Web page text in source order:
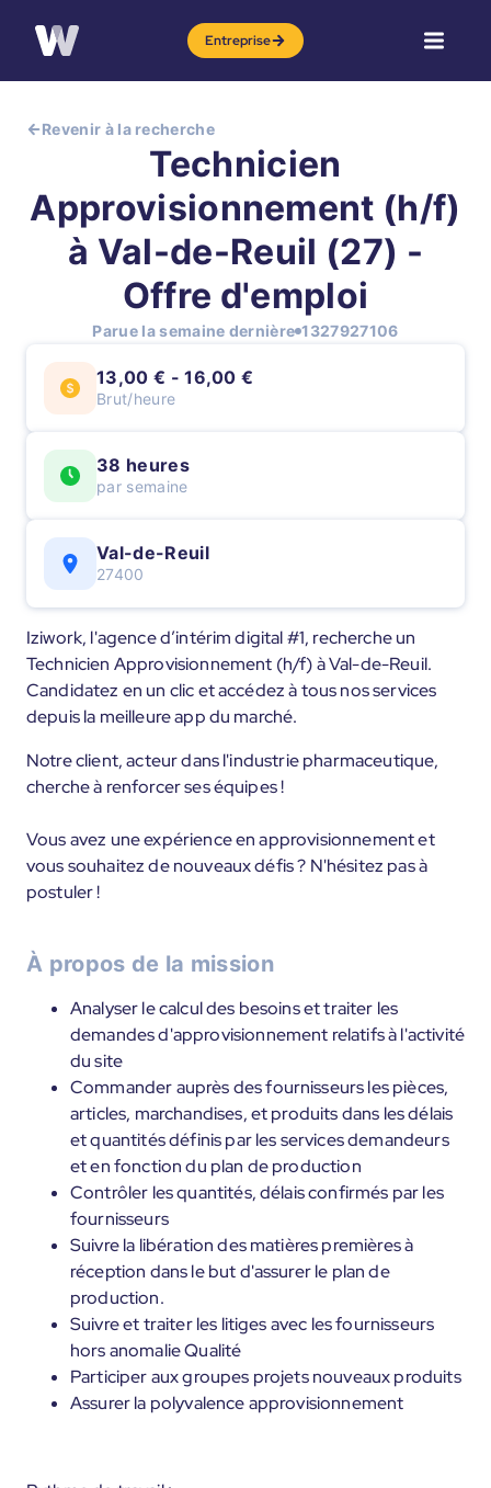
Entreprise
Revenir à la recherche
Technicien
Approvisionnement (h/f)
à Val-de-Reuil (27) -
Offre d'emploi
Parue la semaine dernière 1327927106
13,00 € - 16,00 €
Brut/heure
38 heures
par semaine
Val-de-Reuil
27400
Iziwork, l'agence d’intérim digital #1, recherche un
Technicien Approvisionnement (h/f) à Val-de-Reuil.
Candidatez en un clic et accédez à tous nos services
depuis la meilleure app du marché.
Notre client, acteur dans l'industrie pharmaceutique,
cherche à renforcer ses équipes !
Vous avez une expérience en approvisionnement et
vous souhaitez de nouveaux défis ? N'hésitez pas à
postuler !
À propos de la mission
Analyser le calcul des besoins et traiter les
demandes d'approvisionnement relatifs à l'activité
du site
Commander auprès des fournisseurs les pièces,
articles, marchandises, et produits dans les délais
et quantités définis par les services demandeurs
et en fonction du plan de production
Contrôler les quantités, délais confirmés par les
fournisseurs
Suivre la libération des matières premières à
réception dans le but d'assurer le plan de
production.
Suivre et traiter les litiges avec les fournisseurs
hors anomalie Qualité
Participer aux groupes projets nouveaux produits
Assurer la polyvalence approvisionnement